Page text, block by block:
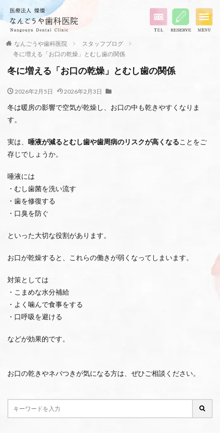
なんごうや歯科医院
スタッフブログ
冬に増える「お口の乾燥」とむし歯の関係
冬に増える「お口の乾燥」とむし歯の関係
2026年2月5日 2026年2月3日
冬は暖房の影響で空気が乾燥し、お口の中も乾きやすくなりま
す。
実は、 唾液が減るとむし歯や歯周病のリスクが高くなることをご
存じでしょうか。
唾液には
・むし歯菌を洗い流す
・歯を修復する
・口臭を防ぐ
といった大切な役割があります。
お口が乾燥すると、これらの働きが弱くなってしまいます。
対策としては
・こまめな水分補給
・よく噛んで食事をする
・口呼吸を避ける
などが効果的です。
お口の乾きやネバつきが気になる方は、ぜひご相談ください。